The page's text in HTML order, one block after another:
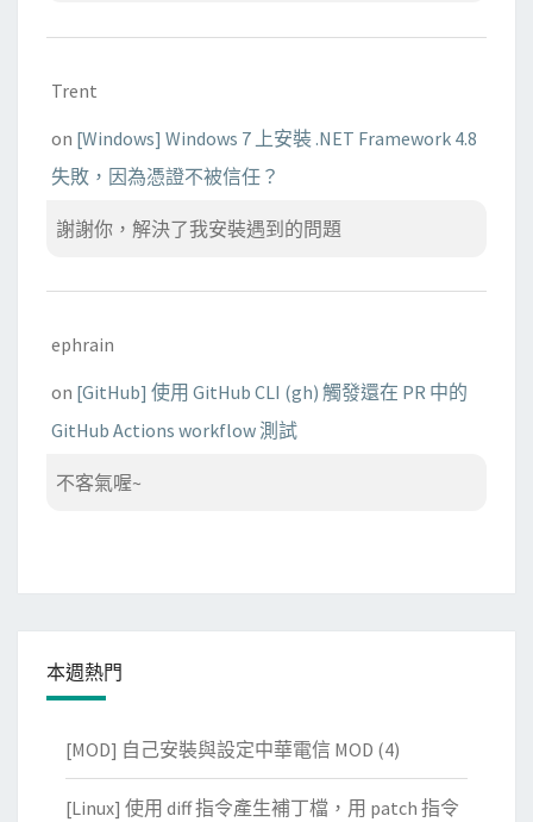
Trent
on [Windows] Windows 7 上安裝 .NET Framework 4.8
失敗，因為憑證不被信任？
謝謝你，解決了我安裝遇到的問題
ephrain
on [GitHub] 使用 GitHub CLI (gh) 觸發還在 PR 中的
GitHub Actions workflow 測試
不客氣喔~
本週熱門
[MOD] 自己安裝與設定中華電信 MOD (4)
[Linux] 使用 diff 指令產生補丁檔，用 patch 指令